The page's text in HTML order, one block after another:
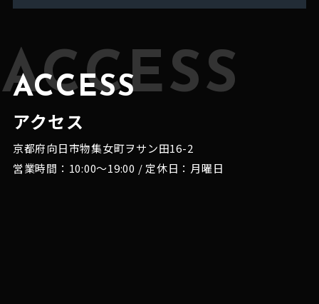
ACCESS
ACCESS
アクセス
京都府向日市物集女町ヲサン田16-2
営業時間：10:00～19:00 / 定休日：月曜日